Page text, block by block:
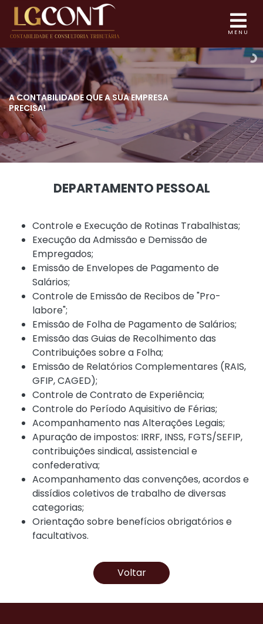
MENU
A CONTABILIDADE QUEA SUA EMPRESA
PRECISA!
DEPARTAMENTO PESSOAL
Controle e Execução de Rotinas Trabalhistas;
Execução da Admissão e Demissão de
Empregados;
Emissão de Envelopes de Pagamento de
Salários;
Controle de Emissão de Recibos de "Pro-
labore";
Emissão de Folha de Pagamento de Salários;
Emissão das Guias de Recolhimento das
Contribuições sobre a Folha;
Emissão de Relatórios Complementares (RAIS,
GFIP, CAGED);
Controle de Contrato de Experiência;
Controle do Período Aquisitivo de Férias;
Acompanhamento nas Alterações Legais;
Apuração de impostos: IRRF, INSS, FGTS/SEFIP,
contribuições sindical, assistencial e
confederativa;
Acompanhamento das convenções, acordos e
dissídios coletivos de trabalho de diversas
categorias;
Orientação sobre benefícios obrigatórios e
facultativos.
Voltar